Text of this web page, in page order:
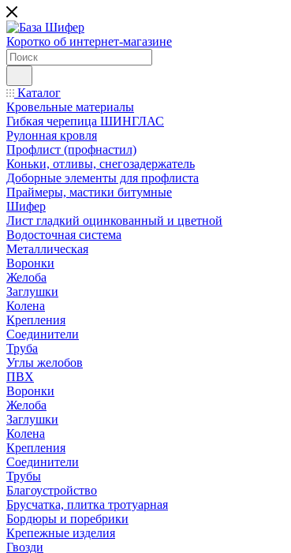
Коротко об интернет-магазине
Каталог
Кровельные материалы
Гибкая черепица ШИНГЛАС
Рулонная кровля
Профлист (профнастил)
Коньки, отливы, снегозадержатель
Доборные элементы для профлиста
Праймеры, мастики битумные
Шифер
Лист гладкий оцинкованный и цветной
Водосточная система
Металлическая
Воронки
Желоба
Заглушки
Колена
Крепления
Соединители
Труба
Углы желобов
ПВХ
Воронки
Желоба
Заглушки
Колена
Крепления
Соединители
Трубы
Благоустройство
Брусчатка, плитка тротуарная
Бордюры и поребрики
Крепежные изделия
Гвозди